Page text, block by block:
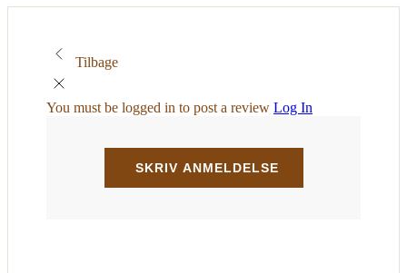
Tilbage
You must be logged in to post a review Log In